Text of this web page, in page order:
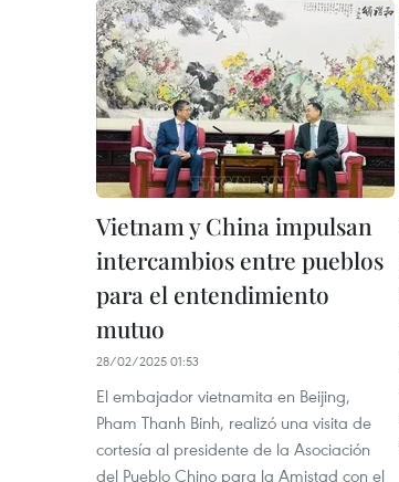
Vietnam y China impulsan
intercambios entre pueblos
para el entendimiento
mutuo
28/02/2025 01:53
El embajador vietnamita en Beijing,
Pham Thanh Binh, realizó una visita de
cortesía al presidente de la Asociación
del Pueblo Chino para la Amistad con el